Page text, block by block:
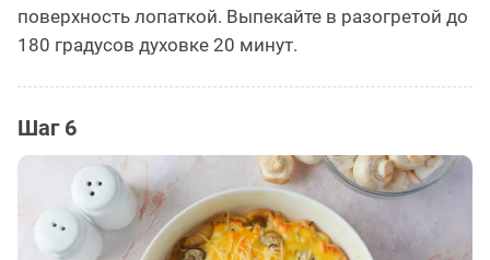
поверхность лопаткой. Выпекайте в разогретой до
180 градусов духовке 20 минут.
Шаг 6